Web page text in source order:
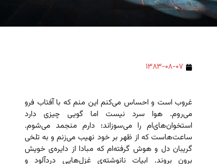
۱۳۸۳-۰۸-۰۷
غروب است و احساس می‌کنم این منم که با آفتاب فرو
می‌روم. هوا سرد نیست اما گویی چیزی دارد
استخوان‌های‌ام را می‌سوزاند؛ دارم منجمد می‌شوم.
ساعت‌هاست که از ظهر بر خود نهیب می‌زنم و به تلخی
گریبان دل و هوش گرفته‌ام که مبادا از دایره‌ی خویش
برون بروند. ابیات نانوشته‌ی غزل‌هایی دردآلود و